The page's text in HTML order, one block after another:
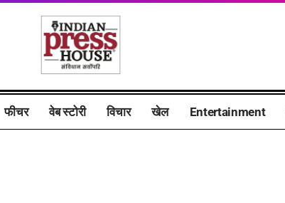
फीचर वेब स्टोरी विचार खेल Entertainment